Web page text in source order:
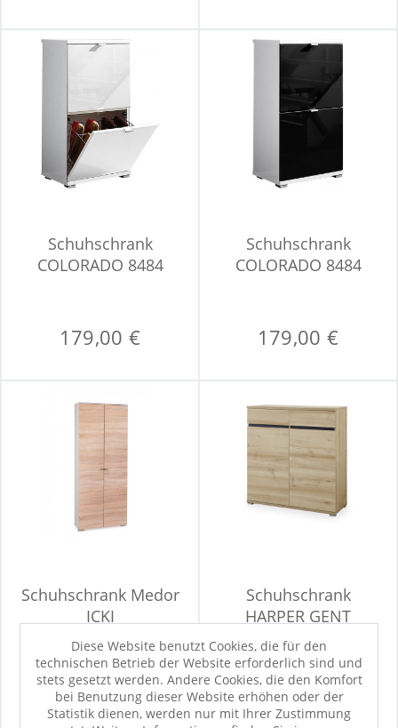
Schuhschrank
COLORADO 8484
179,00 €
Schuhschrank
COLORADO 8484
179,00 €
Schuhschrank Medor
ICKI
469,00 €
Schuhschrank
HARPER GENT
Sofort verfügbar
289,00 €
Diese Website benutzt Cookies, die für den
technischen Betrieb der Website erforderlich sind und
stets gesetzt werden. Andere Cookies, die den Komfort
bei Benutzung dieser Website erhöhen oder der
Statistik dienen, werden nur mit Ihrer Zustimmung